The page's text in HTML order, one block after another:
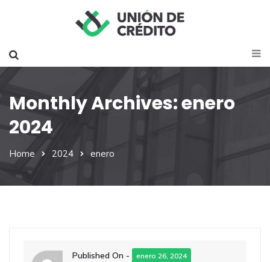
Monthly Archives: enero
2024
Home 2024 enero
Published On - enero 26, 2024